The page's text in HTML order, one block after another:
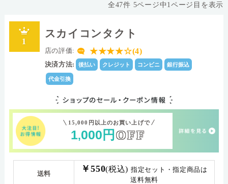
含水率 58.0%
素材グループ Ⅳ レンズカラー
中心厚(-3.00D) 0.09 ベースカーブ(BC)
Dk値(酸素透過係
28.0
ップ)
全47件 5ページ中1ページ目を表示
1
スカイコンタクト
店の評価: ★★★★☆(4)
決済方法: 後払い クレジット コンビニ 銀行振込
代金引換
15,000円以上のお買い上げで
1,000 円 OFF
送料 ￥550(税込) 指定セット・指定商品は
送料無料